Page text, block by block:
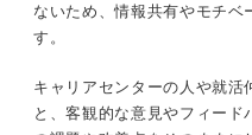
ないため、情報共有やモチベ
す。
キャリアセンターの人や就
と、客観的な意見やフィー